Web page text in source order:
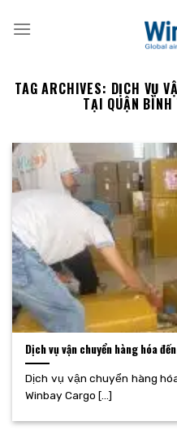
TAG ARCHIVES: DỊCH VỤ
TẠI QUẬN
Dịch vụ vận chuyển hàng hóa
Dịch vụ vận chuyển hàng
Winbay Cargo [...]